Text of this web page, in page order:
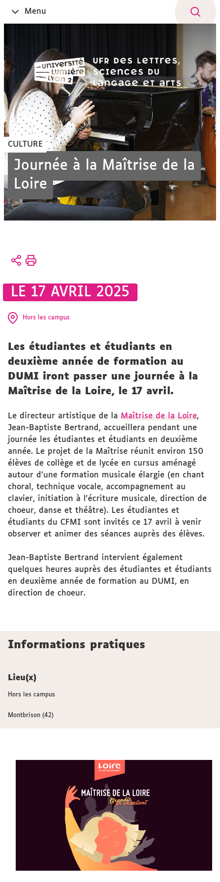
Ouvrir
le
Menu
CULTURE
Journée à la Maîtrise de la
Loire
Vous
Accueil
CFMI
LE 17 AVRIL 2025
Hors les campus
Les étudiantes et étudiants en
deuxième année de formation au
DUMI iront passer une journée à la
Maîtrise de la Loire, le 17 avril.
Le directeur artistique de la Maîtrise de la Loire,
Jean-Baptiste Bertrand, accueillera pendant une
journée les étudiantes et étudiants en deuxième
année. Le projet de la Maîtrise réunit environ 150
élèves de collège et de lycée en cursus aménagé
autour d’une formation musicale élargie (en chant
choral, technique vocale, accompagnement au
clavier, initiation à l'écriture musicale, direction de
choeur, danse et théâtre). Les étudiantes et
étudiants du CFMI sont invités ce 17 avril à venir
observer et animer des séances auprès des élèves.
Jean-Baptiste Bertrand intervient également
quelques heures auprès des étudiantes et étudiants
en deuxième année de formation au DUMI, en
direction de choeur.
Informations pratiques
Lieu(x)
Hors les campus
Montbrison (42)